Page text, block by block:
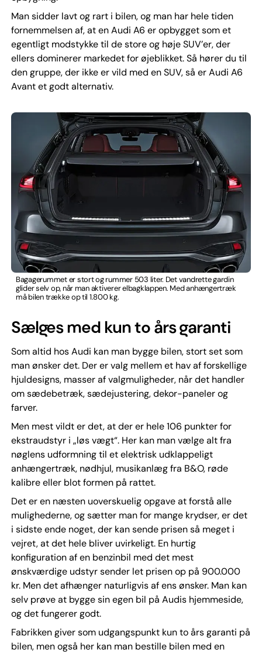
Man sidder lavt og rart i bilen, og man har hele tiden
fornemmelsen af, at en Audi A6 er opbygget som et
egentligt modstykke til de store og høje SUV’er, der
ellers dominerer markedet for øjeblikket. Så hører du til
den gruppe, der ikke er vild med en SUV, så er Audi A6
Avant et godt alternativ.
Bagagerummet er stort og rummer 503 liter. Det vandrette gardin
glider selv op, når man aktiverer elbagklappen. Med anhængertræk
må bilen trække op til 1.800 kg.
Sælges med kun to års garanti
Som altid hos Audi kan man bygge bilen, stort set som
man ønsker det. Der er valg mellem et hav af forskellige
hjuldesigns, masser af valgmuligheder, når det handler
om sædebetræk, sædejustering, dekor-paneler og
farver.
Men mest vildt er det, at der er hele 106 punkter for
ekstraudstyr i „løs vægt“. Her kan man vælge alt fra
nøglens udformning til et elektrisk udklappeligt
anhængertræk, nødhjul, musikanlæg fra B&O, røde
kalibre eller blot formen på rattet.
Det er en næsten uoverskuelig opgave at forstå alle
mulighederne, og sætter man for mange krydser, er det
i sidste ende noget, der kan sende prisen så meget i
vejret, at det hele bliver uvirkeligt. En hurtig
konfiguration af en benzinbil med det mest
ønskværdige udstyr sender let prisen op på 900.000
kr. Men det afhænger naturligvis af ens ønsker. Man kan
selv prøve at bygge sin egen bil på Audis hjemmeside,
og det fungerer godt.
Fabrikken giver som udgangspunkt kun to års garanti på
bilen, men også her kan man bestille bilen med en